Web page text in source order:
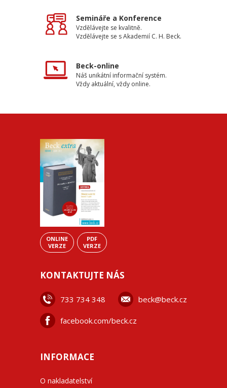
Semináře a Konference
Vzdělávejte se kvalitně.
Vzdělávejte se s Akademií C. H. Beck.
Beck-online
Náš unikátní informační systém.
Vždy aktuální, vždy online.
ONLINE
VERZE
PDF
VERZE
KONTAKTUJTE NÁS
733 734 348 beck@beck.cz
facebook.com/beck.cz
INFORMACE
O nakladatelství